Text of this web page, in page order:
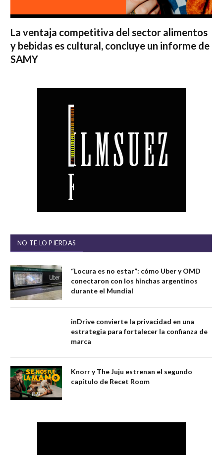
La ventaja competitiva del sector alimentos
y bebidas es cultural, concluye un informe de
SAMY
NO TE LO PIERDAS
“Locura es no estar”: cómo Uber y OMD
conectaron con los hinchas argentinos
durante el Mundial
inDrive convierte la privacidad en una
estrategia para fortalecer la confianza de
marca
Knorr y The Juju estrenan el segundo
capítulo de Recet Room